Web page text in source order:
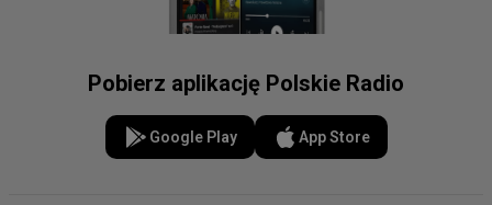
Pobierz aplikację Polskie Radio
Google Play App Store